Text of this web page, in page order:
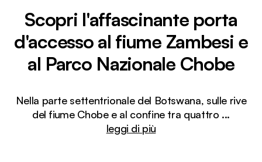
Scopri l'affascinante porta
d'accesso al fiume Zambesi e
al Parco Nazionale Chobe
Nella parte settentrionale del Botswana, sulle rive
del fiume Chobe e al confine tra quattro ...
leggi di più